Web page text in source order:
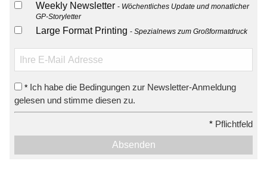
Weekly Newsletter
Wöchentliches Update und monatlicher
GP-Storyletter
Large Format Printing Spezialnews zum Großformatdruck
* Ich habe die Bedingungen zur Newsletter-Anmeldung
gelesen und stimme diesen zu.
* Pflichtfeld
Absenden